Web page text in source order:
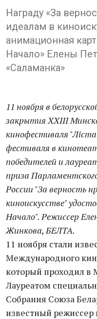
Награду «За
идеалам в
анимационная
Начало» Елены
«Саламанка»
11 ноября в
закрытия XXIII
кинофестиваля
фестиваля в
победителей и
приза
России "За верность
киноискусстве"
Начало". Режиссер
Жинкова, БЕЛТА.
11 ноября стали
Международного
который проходил в
Лауреатом
Собрания Союза
известный режиссер